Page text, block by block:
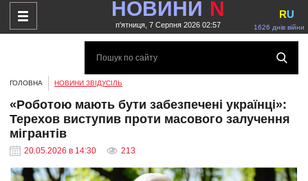
НОВИНИ N
п'ятниця, 7 Серпня 2026 02:57 1626 днів війни
RU
ГОЛОВНА НОВИНИ ЗВІДУСІЛЬ
«Роботою мають бути забезпечені українці»:
Терехов виступив проти масового залучення
мігрантів
20.05.2026 в 14:30 213